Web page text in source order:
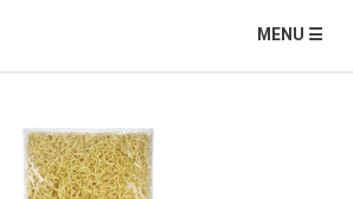
MENU ☰